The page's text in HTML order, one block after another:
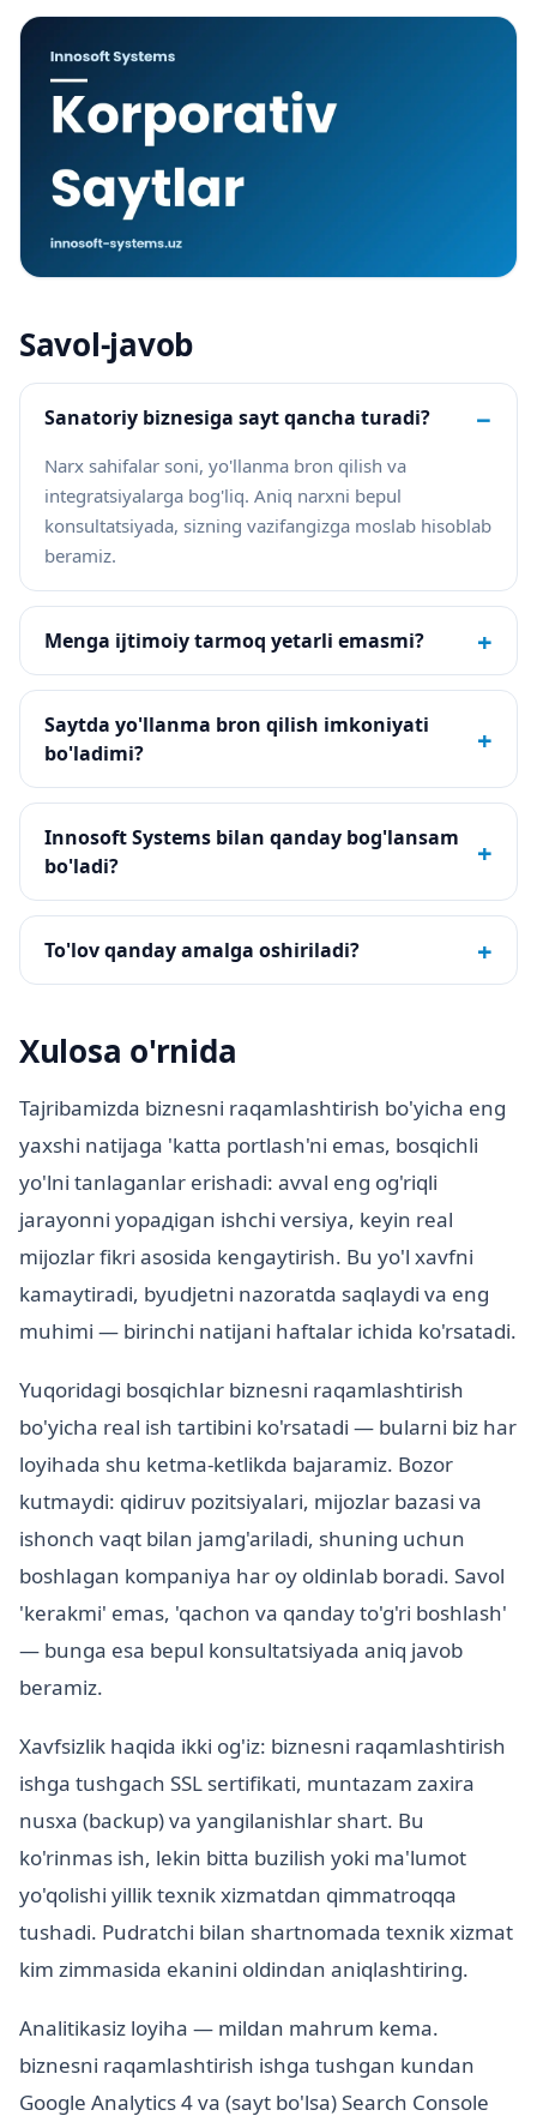
Savol-javob
Sanatoriy biznesiga sayt qancha turadi? −
Narx sahifalar soni, yo'llanma bron qilish va
integratsiyalarga bog'liq. Aniq narxni bepul
konsultatsiyada, sizning vazifangizga moslab hisoblab
beramiz.
Menga ijtimoiy tarmoq yetarli emasmi? +
Saytda yo'llanma bron qilish imkoniyati
bo'ladimi?
+
Innosoft Systems bilan qanday bog'lansam
bo'ladi?
+
To'lov qanday amalga oshiriladi? +
Xulosa o'rnida
Tajribamizda biznesni raqamlashtirish bo'yicha eng
yaxshi natijaga 'katta portlash'ni emas, bosqichli
yo'lni tanlaganlar erishadi: avval eng og'riqli
jarayonni yopадigan ishchi versiya, keyin real
mijozlar fikri asosida kengaytirish. Bu yo'l xavfni
kamaytiradi, byudjetni nazoratda saqlaydi va eng
muhimi — birinchi natijani haftalar ichida ko'rsatadi.
Yuqoridagi bosqichlar biznesni raqamlashtirish
bo'yicha real ish tartibini ko'rsatadi — bularni biz har
loyihada shu ketma-ketlikda bajaramiz. Bozor
kutmaydi: qidiruv pozitsiyalari, mijozlar bazasi va
ishonch vaqt bilan jamg'ariladi, shuning uchun
boshlagan kompaniya har oy oldinlab boradi. Savol
'kerakmi' emas, 'qachon va qanday to'g'ri boshlash'
— bunga esa bepul konsultatsiyada aniq javob
beramiz.
Xavfsizlik haqida ikki og'iz: biznesni raqamlashtirish
ishga tushgach SSL sertifikati, muntazam zaxira
nusxa (backup) va yangilanishlar shart. Bu
ko'rinmas ish, lekin bitta buzilish yoki ma'lumot
yo'qolishi yillik texnik xizmatdan qimmatroqqa
tushadi. Pudratchi bilan shartnomada texnik xizmat
kim zimmasida ekanini oldindan aniqlashtiring.
Analitikasiz loyiha — mildan mahrum kema.
biznesni raqamlashtirish ishga tushgan kundan
Google Analytics 4 va (sayt bo'lsa) Search Console